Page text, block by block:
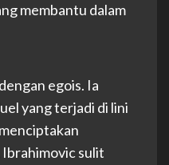
membantu dalam
egois. Ia
yang terjadi di lini
Ibrahimovic sulit